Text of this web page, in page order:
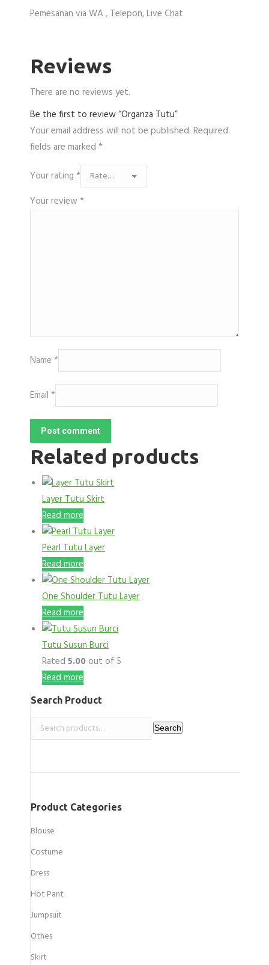
Pemesanan via WA , Telepon, Live Chat
Reviews
There are no reviews yet.
Be the first to review “Organza Tutu”
Your email address will not be published. Required
fields are marked *
Your rating *
Your review *
Name *
Email *
Post comment
Related products
Layer Tutu Skirt
Read more
Pearl Tutu Layer
Read more
One Shoulder Tutu Layer
Read more
Tutu Susun Burci
Rated 5.00 out of 5
Read more
Search Product
Search
for:
Search
Product Categories
Blouse
Costume
Dress
Hot Pant
Jumpsuit
Othes
Skirt